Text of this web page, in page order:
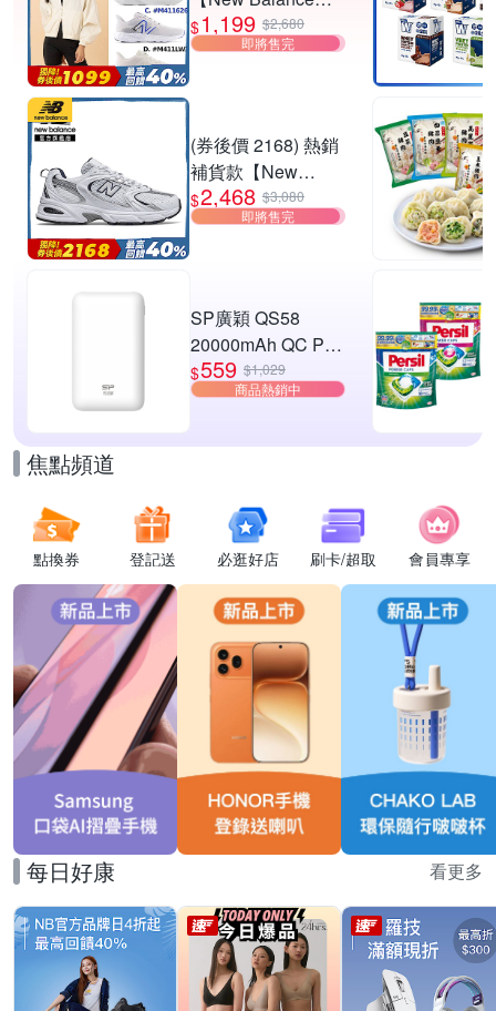
滿1件享92折
慢跑鞋_女/中性_多
款任選
W3) (網路獨家款)
$1,199 $2,680
即將售完
(券後價 2168) 熱銷
補貨款【New
Balance】復古運動
鞋_中性_白銀
$2,468 $3,080
即將售完
SP廣穎 QS58
20000mAh QC PD
20W TypeC雙向快
充行動電源_具Wh
$559 $1,029
商品熱銷中
焦點頻道
點換券 登記送 必逛好店 刷卡/超取 會員專享
每日好康 看更多